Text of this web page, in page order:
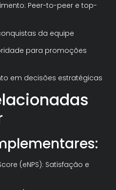
Peer-to-peer e top-
da equipe
para promoções
em decisões estratégicas
(eNPS): Satisfação e